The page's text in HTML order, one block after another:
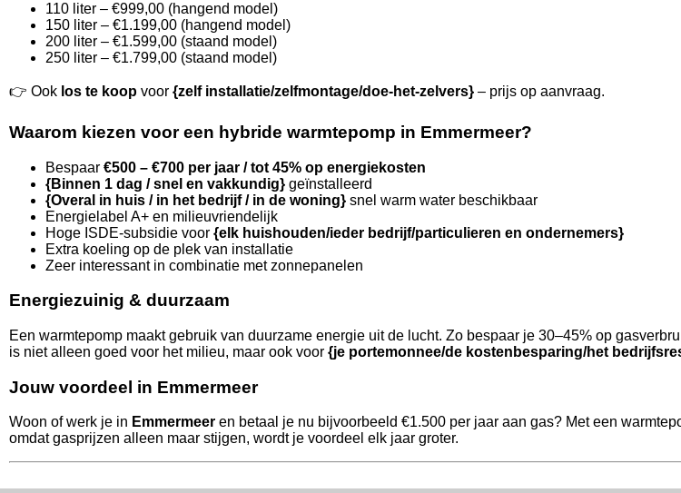
110 liter – €999,00 (hangend model)
150 liter – €1.199,00 (hangend model)
200 liter – €1.599,00 (staand model)
250 liter – €1.799,00 (staand model)
👉 Ook los te koop voor {zelf installatie/zelfmontage/doe-het-zelvers} – prijs op aanvraag.
Waarom kiezen voor een hybride warmtepomp in Emmermeer?
Bespaar €500 – €700 per jaar / tot 45% op energiekosten
{Binnen 1 dag / snel en vakkundig} geïnstalleerd
{Overal in huis / in het bedrijf / in de woning} snel warm water beschikbaar
Energielabel A+ en milieuvriendelijk
Hoge ISDE-subsidie voor {elk huishouden/ieder bedrijf/particulieren en ondernemers}
Extra koeling op de plek van installatie
Zeer interessant in combinatie met zonnepanelen
Energiezuinig & duurzaam
Een warmtepomp maakt gebruik van duurzame energie uit de lucht. Zo bespaar je 30–45% op
is niet alleen goed voor het milieu, maar ook voor {je portemonnee/de kostenbesparing/het
Jouw voordeel in Emmermeer
Woon of werk je in Emmermeer en betaal je nu bijvoorbeeld €1.500 per jaar aan gas? Met een
omdat gasprijzen alleen maar stijgen, wordt je voordeel elk jaar groter.